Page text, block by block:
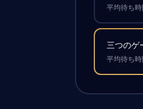
平均待ち
三つのゲ
平均待ち